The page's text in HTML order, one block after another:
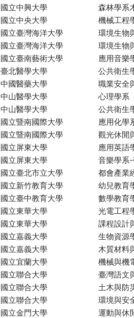
國立中興大學
森林學系
國立中央大學
機械工程
國立臺灣海洋大學
環境生物
國立臺灣海洋大學
環境生物
國立臺南藝術大學
應用音樂
臺北醫學大學
公共衛生
中國醫藥大學
職業安全
中山醫學大學
心理學系
中山醫學大學
公共衛生
國立暨南國際大學
應用化學
國立暨南國際大學
觀光休閒
國立屏東大學
應用英語
國立屏東大學
音樂學系
國立臺北市立大學
都會產業
國立新竹教育大學
幼兒教育
國立臺中教育大學
數學教育
國立東華大學
光電工程
國立東華大學
課程設計
國立嘉義大學
生物資源
國立嘉義大學
木質材料
國立宜蘭大學
機械與機
國立聯合大學
臺灣語文
國立聯合大學
土木與防
國立聯合大學
環境與安
國立金門大學
運動與休